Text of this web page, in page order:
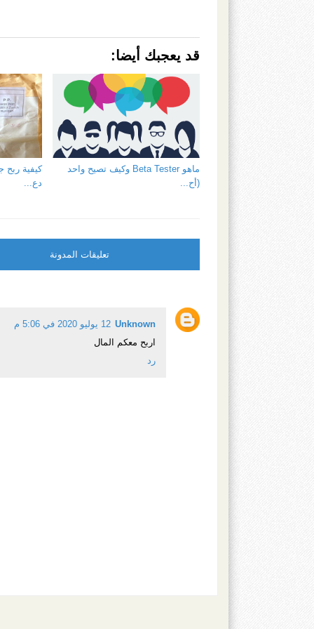
قد يعجبك أيضا:
ماهو Beta Tester وكيف تصيح واحد
(أح...
كيفية
دع...
تعليقات المدونة
Unknown 12 يوليو 2020 في 5:06 م
اربح معكم المال
رد